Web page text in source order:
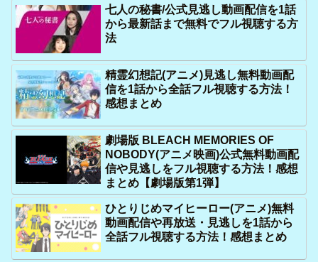
七人の秘書/公式見逃し動画配信を1話
から最新話まで無料でフル視聴する方
法
精霊幻想記(アニメ)見逃し無料動画配
信を1話から全話フル視聴する方法！
感想まとめ
劇場版 BLEACH MEMORIES OF
NOBODY(アニメ映画)公式無料動画配
信や見逃しをフル視聴する方法！感想
まとめ【劇場版第1弾】
ひとりじめマイヒーロー(アニメ)無料
動画配信や再放送・見逃しを1話から
全話フル視聴する方法！感想まとめ